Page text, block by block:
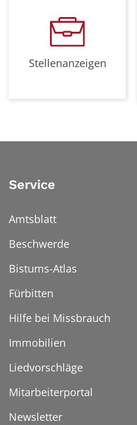
Stellenanzeigen
Service
Amtsblatt
Beschwerde
Bistums-Atlas
Fürbitten
Hilfe bei Missbrauch
Immobilien
Liedvorschläge
Mitarbeiterportal
Newsletter